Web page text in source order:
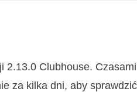
Clubhouse.
za kilka dni, aby